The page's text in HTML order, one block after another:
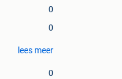
0
0
lees meer
0